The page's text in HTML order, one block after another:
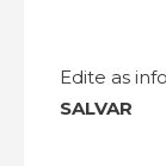
Edite as
SALVAR